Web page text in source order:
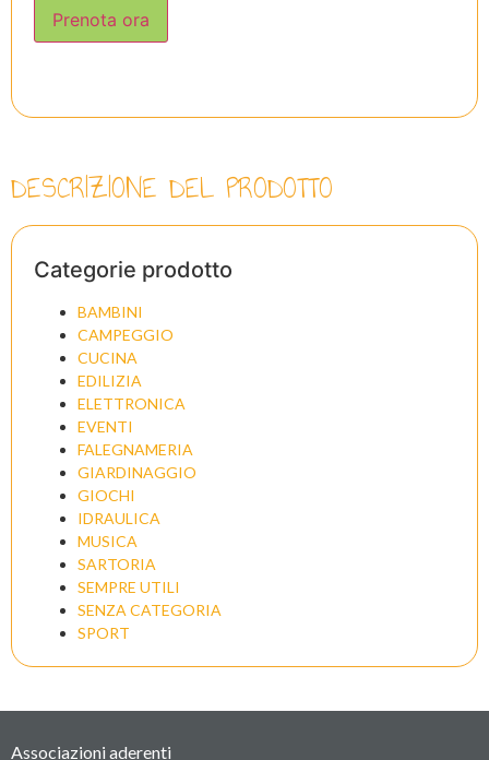
Prenota ora
DESCRIZIONE DEL PRODOTTO
Categorie prodotto
BAMBINI
CAMPEGGIO
CUCINA
EDILIZIA
ELETTRONICA
EVENTI
FALEGNAMERIA
GIARDINAGGIO
GIOCHI
IDRAULICA
MUSICA
SARTORIA
SEMPRE UTILI
SENZA CATEGORIA
SPORT
Associazioni aderenti